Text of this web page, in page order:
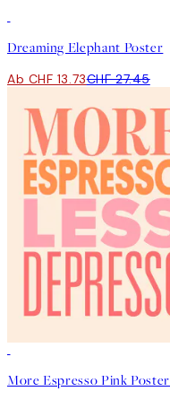
Dreaming Elephant Poster
Ab CHF 13.73CHF 27.45
More Espresso Pink Poster